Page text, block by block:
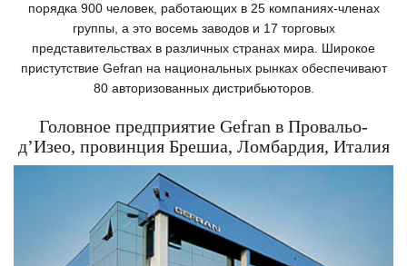
порядка 900 человек, работающих в 25 компаниях-членах
группы, а это восемь заводов и 17 торговых
представительствах в различных странах мира. Широкое
пристутствие Gefran на национальных рынках обеспечивают
80 авторизованных дистрибьюторов.
Головное предприятие Gefran в Провальо-
д’Изео, провинция Брешиа, Ломбардия, Италия